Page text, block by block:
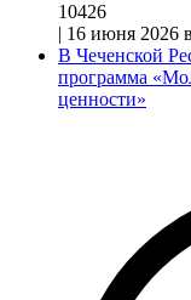
10426
| 16 июня 2026
В Чеченской
программа
ценности»